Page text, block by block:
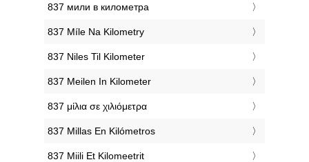
‎837 мили в километра
‎837 Míle Na Kilometry
‎837 Niles Til Kilometer
‎837 Meilen In Kilometer
‎837 μίλια σε χιλιόμετρα
‎837 Millas En Kilómetros
‎837 Miili Et Kilomeetrit